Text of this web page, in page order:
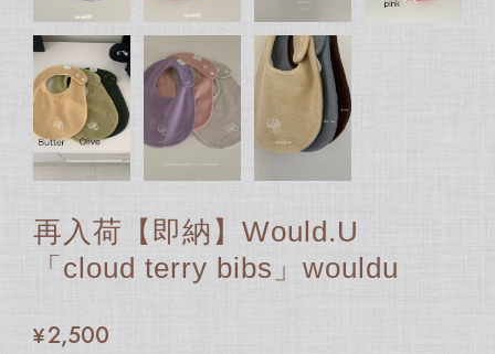
再入荷【即納】Would.U
「cloud terry bibs」wouldu
¥2,500